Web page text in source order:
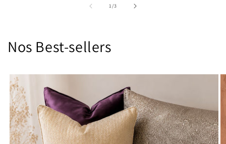
1/de
3
Nos Best-sellers